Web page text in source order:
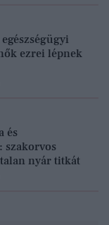
ezrei lépnek
és
szakorvos
nyár titkát